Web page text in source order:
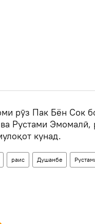
рӯз Пак Бён Сок
Рустами Эмомалӣ,
кунад.
раис Душанбе